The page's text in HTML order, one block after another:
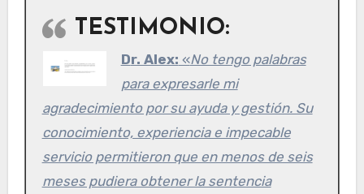
TESTIMONIO:
Dr. Alex: «No tengo palabras
para expresarle mi
agradecimiento por su ayuda y gestión. Su
conocimiento, experiencia e impecable
servicio permitieron que en menos de seis
meses pudiera obtener la sentencia